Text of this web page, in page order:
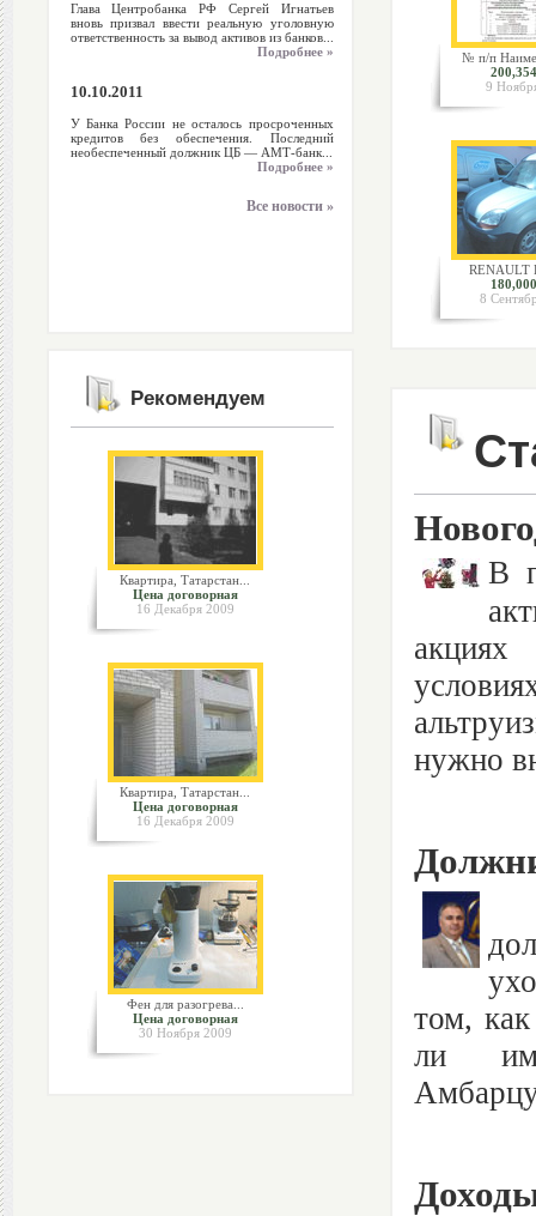
Глава Центробанка РФ Сергей Игнатьев
вновь призвал ввести реальную уголовную
ответственность за вывод активов из банков...
Подробнее »
10.10.2011
У Банка России не осталось просроченных
кредитов без обеспечения. Последний
необеспеченный должник ЦБ — АМТ-банк...
Подробнее »
Все новости »
Рекомендуем
Квартира, Татарстан...
Цена договорная
16 Декабря 2009
Квартира, Татарстан...
Цена договорная
16 Декабря 2009
Фен для разогрева...
Цена договорная
30 Ноября 2009
№ п/п
9
RENAULT
8
В
акциях
нужно
том,
ли им